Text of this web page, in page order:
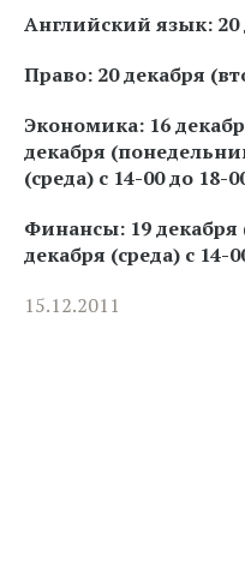
Английский язык: 20
Право: 20 декабря
Экономика: 16
декабря
(среда) с 14-00 до 18-
Финансы: 19 декабря
декабря (среда) с 14-
15.12.2011